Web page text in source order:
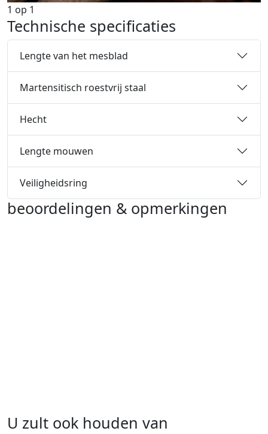
1 op 1
Technische specificaties
Lengte van het mesblad
Martensitisch roestvrij staal
Hecht
Lengte mouwen
Veiligheidsring
beoordelingen & opmerkingen
U zult ook houden van